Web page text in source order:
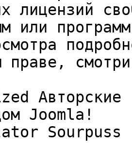
лицензий
или
праве,
Авторские
Joomla!
Sourpuss